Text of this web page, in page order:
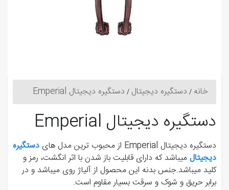
خانه دستگیره دیجیتال دستگیره دیجیتال Emperial
دستگیره دیجیتال Emperial
دستگیره دیجیتال Emperial از محبوب ترین مدل های
دستگیره
دیجیتالمیباشد که دارای قابلیت باز شدن با اثر انگشت، رمز و
کلید میباشد.جنس بدنه این محصول از آلیاژ روی میباشد و در
برابر حریق و شوک و سرقت بسیار مقاوم است.